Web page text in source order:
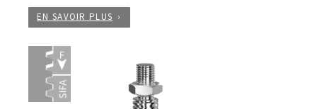
EN SAVOIR PLUS